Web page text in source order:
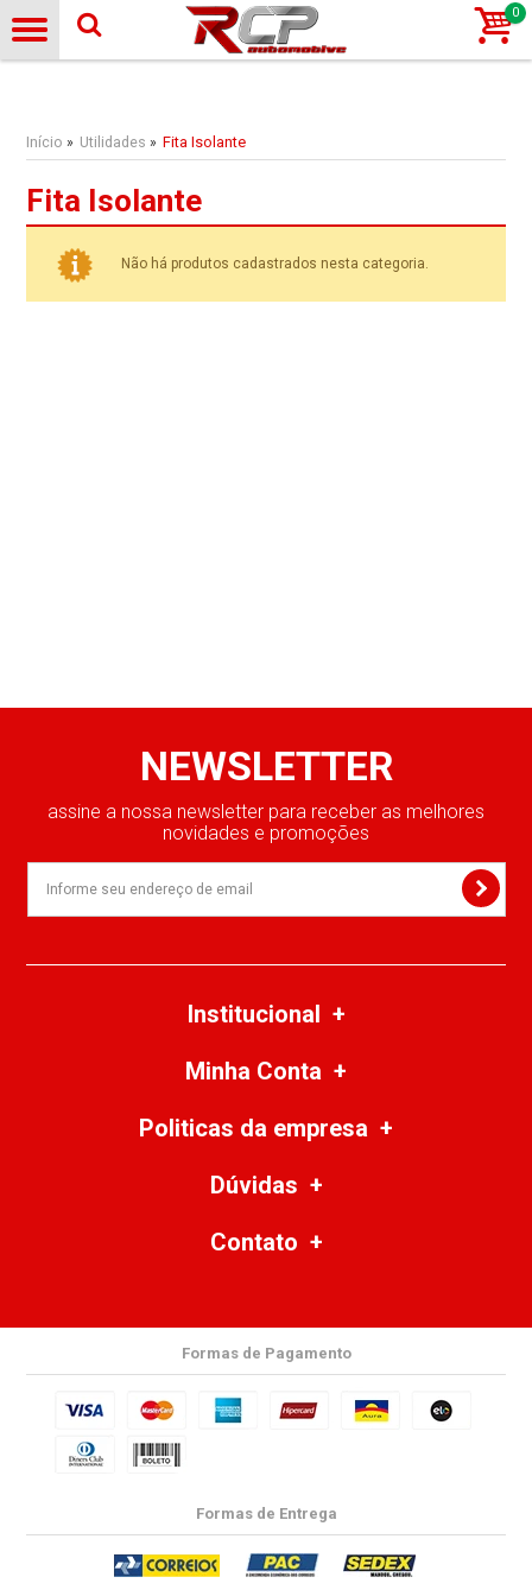
0
Início » Utilidades » Fita Isolante
Fita Isolante
Não há produtos cadastrados nesta categoria.
NEWSLETTER
assine a nossa newsletter para receber as melhores
novidades e promoções
Institucional
Minha Conta
Politicas da empresa
Dúvidas
Contato
Formas de Pagamento
Formas de Entrega